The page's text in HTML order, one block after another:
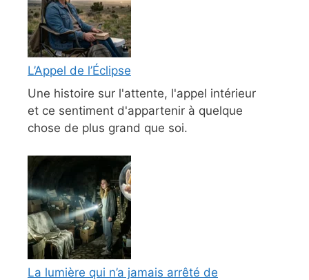
L’Appel de l’Éclipse
Une histoire sur l'attente, l'appel intérieur
et ce sentiment d'appartenir à quelque
chose de plus grand que soi.
La lumière qui n’a jamais arrêté de